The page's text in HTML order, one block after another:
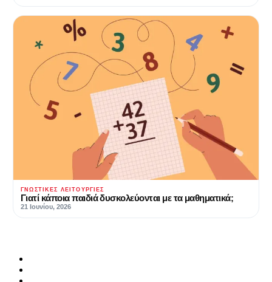
ΓΝΩΣΤΙΚΈΣ ΛΕΙΤΟΥΡΓΊΕΣ
Γιατί κάποια παιδιά δυσκολεύονται με τα μαθηματικά;
21 Ιουνίου, 2026